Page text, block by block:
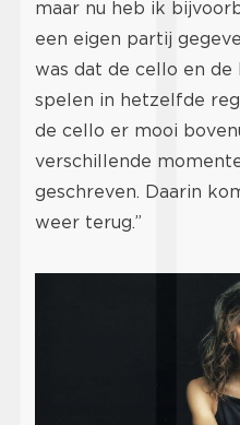
maar nu heb ik
een eigen partij
was dat de cello en
spelen in hetzelfde
de cello er mooi
verschillende
geschreven. Daarin
weer terug.”